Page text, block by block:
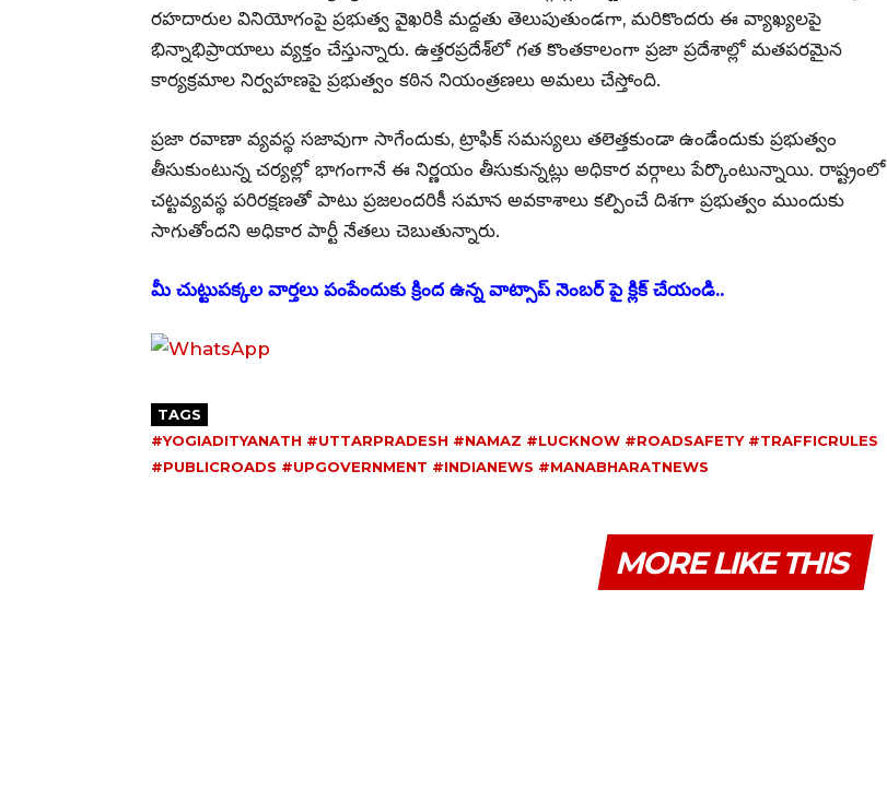
రహదారుల వినియోగంపై ప్రభుత్వ వైఖరికి మద్దతు తెలుపుతుండగా, మరికొందరు ఈ వ్యాఖ్యలపై
భిన్నాభిప్రాయాలు వ్యక్తం చేస్తున్నారు. ఉత్తరప్రదేశ్‌లో గత కొంతకాలంగా ప్రజా ప్రదేశాల్లో మతపరమైన
కార్యక్రమాల నిర్వహణపై ప్రభుత్వం కఠిన నియంత్రణలు అమలు చేస్తోంది.
ప్రజా రవాణా వ్యవస్థ సజావుగా సాగేందుకు, ట్రాఫిక్ సమస్యలు తలెత్తకుండా ఉండేందుకు ప్రభుత్వం
తీసుకుంటున్న చర్యల్లో భాగంగానే ఈ నిర్ణయం తీసుకున్నట్లు అధికార వర్గాలు పేర్కొంటున్నాయి. రాష్ట్రంలో
చట్టవ్యవస్థ పరిరక్షణతో పాటు ప్రజలందరికీ సమాన అవకాశాలు కల్పించే దిశగా ప్రభుత్వం ముందుకు
సాగుతోందని అధికార పార్టీ నేతలు చెబుతున్నారు.
మీ చుట్టుపక్కల వార్తలు పంపేందుకు క్రింద ఉన్న వాట్సాప్ నెంబర్ పై క్లిక్ చేయండి..
TAGS
#YOGIADITYANATH #UTTARPRADESH #NAMAZ #LUCKNOW #ROADSAFETY #TRAFFICRULES
#PUBLICROADS #UPGOVERNMENT #INDIANEWS #MANABHARATNEWS
MORE LIKE THIS